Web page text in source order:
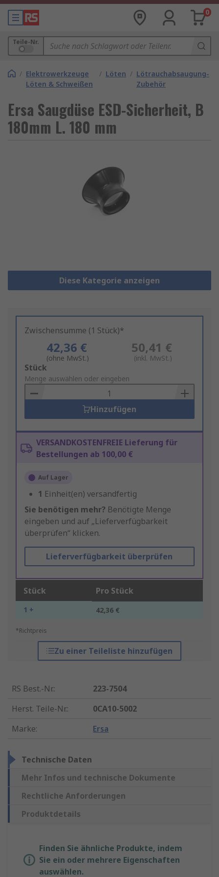
0
Teile-Nr.
/ Elektrowerkzeuge
Löten & Schweißen
/ Löten / Lötrauchabsaugung-
Zubehör
Ersa Saugdüse ESD-Sicherheit, B
180mm L. 180 mm
Diese Kategorie anzeigen
Zwischensumme (1 Stück)*
42,36 €
(ohne MwSt.)
50,41 €
(inkl. MwSt.)
Add
to
Basket
Stück
Menge auswählen oder eingeben
Hinzufügen
VERSANDKOSTENFREIE Lieferung für
Bestellungen ab 100,00 €
Auf Lager
1 Einheit(en) versandfertig
Sie benötigen mehr? Benötigte Menge
eingeben und auf „Lieferverfügbarkeit
überprüfen“ klicken.
Lieferverfügbarkeit überprüfen
Stück Pro Stück
1 + 42,36 €
*Richtpreis
Zu einer Teileliste hinzufügen
RS Best.-Nr.:
223-7504
Herst. Teile-Nr.:
0CA10-5002
Marke: Ersa
Technische Daten
Mehr Infos und technische Dokumente
Rechtliche Anforderungen
Produktdetails
Finden Sie ähnliche Produkte, indem
Sie ein oder mehrere Eigenschaften
auswählen.